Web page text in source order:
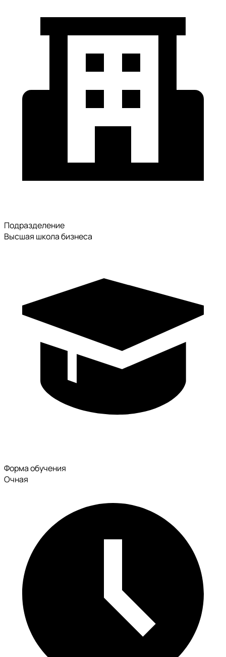
Подразделение
Высшая школа бизнеса
Форма обучения
Очная